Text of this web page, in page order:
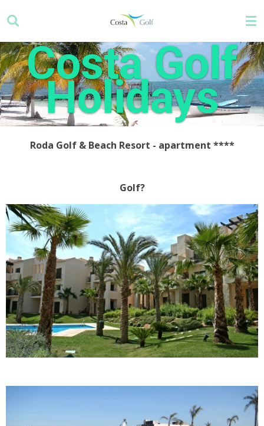
Hauptinhalt
springenCosta Golf
Holidays
Roda Golf & Beach Resort - apartment ****
Golf?